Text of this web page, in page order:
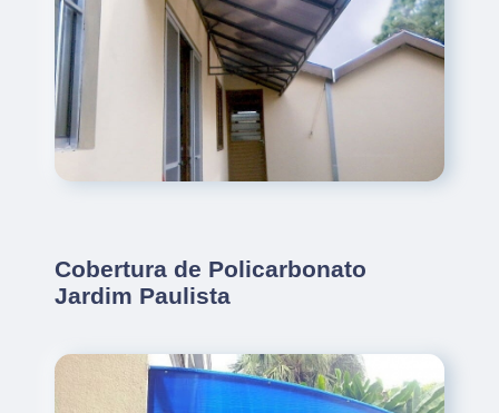
Cobertura de Policarbonato
Jardim Paulista